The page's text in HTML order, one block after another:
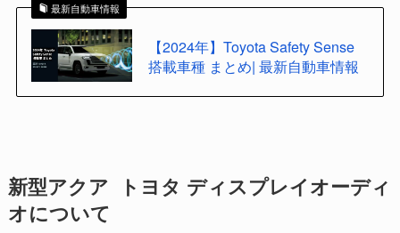
最新自動車情報
【2024年】Toyota Safety Sense
搭載車種 まとめ| 最新自動車情報
新型アクア トヨタ ディスプレイオーディ
オについて